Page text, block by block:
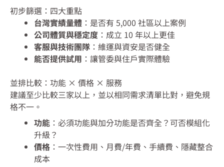
初步篩選：四大重點
台灣實績量體 ：是否有 5,000 社區以上案例
公司體質與穩定度 ：成立 10 年以上更佳
客服與技術團隊 ：維運與資安是否健全
能否提供試用 ：讓管委與住戶實際體驗
並排比較：功能 × 價格 × 服務
建議至少比較三家以上，並以相同需求清單比對，避免規
格不一。
功能 ：必須功能與加分功能是否齊全？可否模組化
升級？
價格 ：一次性費用、月費/年費、手續費、隱藏整合
成本